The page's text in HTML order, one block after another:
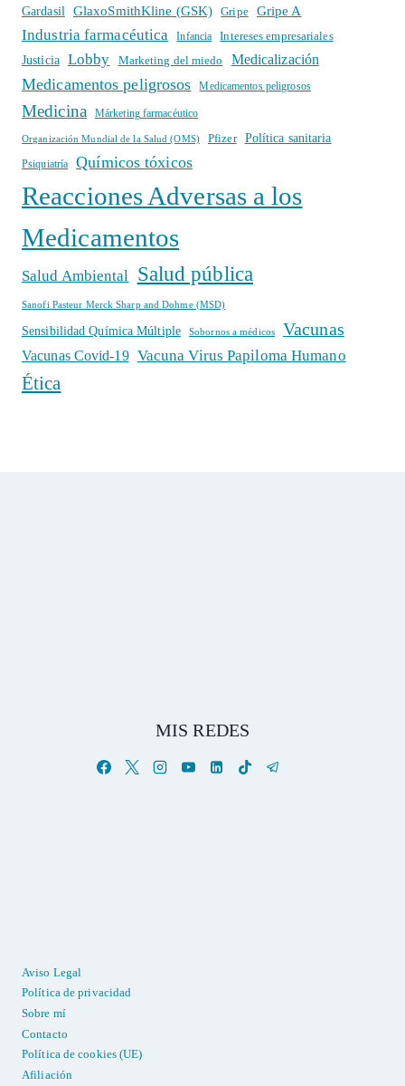
Gardasil GlaxoSmithKline (GSK) Gripe Gripe A
Industria farmacéutica Infancia
Intereses empresariales
Justicia
Lobby Marketing del miedo Medicalización
Medicamentos peligrosos Medicamentos peligrosos
Medicina Márketing farmacéutico
Organización Mundial de la Salud (OMS) Pfizer Política sanitaria
Psiquiatría Químicos tóxicos
Reacciones Adversas a los
Medicamentos
Salud Ambiental Salud pública
Sanofi Pasteur Merck Sharp and Dohme (MSD)
Sensibilidad Química Múltiple Sobornos a médicos Vacunas
Vacunas Covid-19 Vacuna Virus Papiloma Humano
Ética
MIS REDES
Aviso Legal
Política de privacidad
Sobre mí
Contacto
Política de cookies (UE)
Afiliación